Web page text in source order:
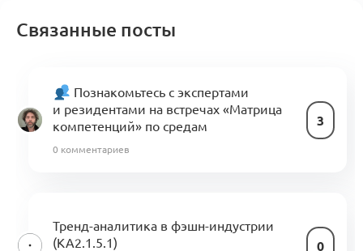
Связанные посты
Познакомьтесь с экспертами
и резидентами на встречах «Матрица
компетенций» по средам
3
0 комментариев
Тренд-аналитика в фэшн-индустрии
(KA2.1.5.1)
0